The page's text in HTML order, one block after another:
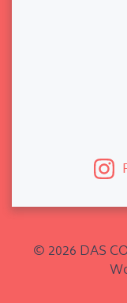
© 2026 DAS